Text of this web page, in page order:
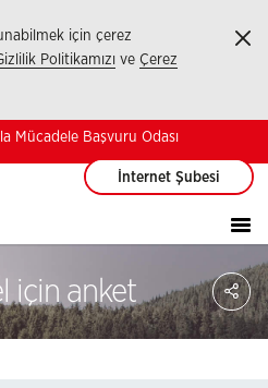
için çerez
Politikamızı ve Çerez
Mücadele Başvuru Odası
İnternet Şubesi
için anket